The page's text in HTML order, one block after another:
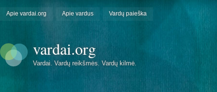
Apie vardai.org Apie vardus Vardų paieška
vardai.org
Vardai. Vardų reikšmės. Vardų kilmė.